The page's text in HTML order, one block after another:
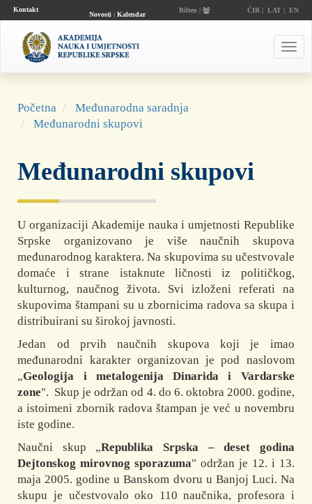
Kontakt
Novosti| Kalendar
Bilten | ĆIR | LAT| EN
Početna
Međunarodna saradnja
Međunarodni skupovi
Međunarodni skupovi
U organizaciji Akademije nauka i umjetnosti Republike
Srpske organizovano je više naučnih skupova
međunarodnog karaktera. Na skupovima su učestvovale
domaće i strane istaknute ličnosti iz političkog,
kulturnog, naučnog života. Svi izloženi referati na
skupovima štampani su u zbornicima radova sa skupa i
distribuirani su širokoj javnosti.
Jedan od prvih naučnih skupova koji je imao
međunarodni karakter organizovan je pod naslovom
„Geologija i metalogenija Dinarida i Vardarske
zone". Skup je održan od 4. do 6. oktobra 2000. godine,
a istoimeni zbornik radova štampan je već u novembru
iste godine.
Naučni skup „Republika Srpska – deset godina
Dejtonskog mirovnog sporazuma" održan je 12. i 13.
maja 2005. godine u Banskom dvoru u Banjoj Luci. Na
skupu je učestvovalo oko 110 naučnika, profesora i